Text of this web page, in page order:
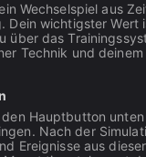
Wechselspiel aus
Dein wichtigster Wert
über das
Technik und
Hauptbutton
Nach der
Ereignisse aus